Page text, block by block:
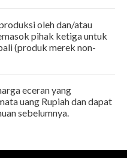
oleh dan/atau
pihak ketiga untuk
(produk merek non-
eceran yang
uang Rupiah dan dapat
sebelumnya.